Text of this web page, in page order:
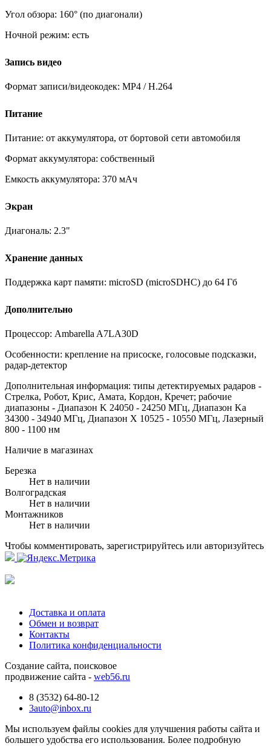
Угол обзора: 160° (по диагонали)
Ночной режим: есть
Запись видео
Формат записи/видеокодек: MP4 / H.264
Питание
Питание: от аккумулятора, от бортовой сети автомобиля
Формат аккумулятора: собственный
Емкость аккумулятора: 370 мАч
Экран
Диагональ: 2.3"
Хранение данных
Поддержка карт памяти: microSD (microSDHC) до 64 Гб
Дополнительно
Процессор: Ambarella A7LA30D
Особенности: крепление на присоске, голосовые подсказки,
радар-детектор
Дополнительная информация: типы детектируемых радаров -
Стрелка, Робот, Крис, Амата, Кордон, Кречет; рабочие
диапазоны - Диапазон K 24050 - 24250 МГц, Диапазон Ka
34300 - 34940 МГц, Диапазон X 10525 - 10550 МГц, Лазерный
800 - 1100 нм
Наличие в магазинах
Березка
Нет в наличии
Волгоградская
Нет в наличии
Монтажников
Нет в наличии
Чтобы комментировать, зарегистрируйтесь или авторизуйтесь
Доставка и оплата
Обмен и возврат
Контакты
Политика конфиденциальности
Создание сайта, поисковое
продвижение сайта - web56.ru
8 (3532) 64-80-12
3auto@inbox.ru
Мы используем файлы cookies для улучшения работы сайта и
большего удобства его использования. Более подробную